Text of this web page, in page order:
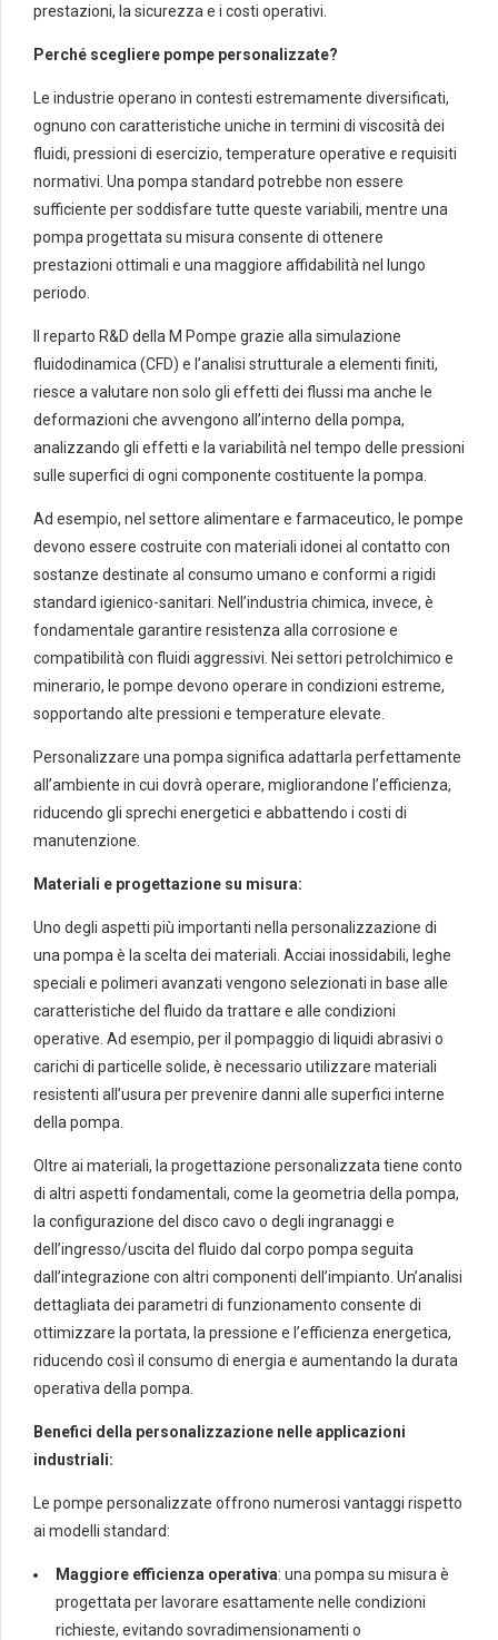
prestazioni, la sicurezza e i costi operativi.
Perché scegliere pompe personalizzate?
Le industrie operano in contesti estremamente diversificati,
ognuno con caratteristiche uniche in termini di viscosità dei
fluidi, pressioni di esercizio, temperature operative e requisiti
normativi. Una pompa standard potrebbe non essere
sufficiente per soddisfare tutte queste variabili, mentre una
pompa progettata su misura consente di ottenere
prestazioni ottimali e una maggiore affidabilità nel lungo
periodo.
Il reparto R&D della M Pompe grazie alla simulazione
fluidodinamica (CFD) e l’analisi strutturale a elementi finiti,
riesce a valutare non solo gli effetti dei flussi ma anche le
deformazioni che avvengono all’interno della pompa,
analizzando gli effetti e la variabilità nel tempo delle pressioni
sulle superfici di ogni componente costituente la pompa.
Ad esempio, nel settore alimentare e farmaceutico, le pompe
devono essere costruite con materiali idonei al contatto con
sostanze destinate al consumo umano e conformi a rigidi
standard igienico-sanitari. Nell’industria chimica, invece, è
fondamentale garantire resistenza alla corrosione e
compatibilità con fluidi aggressivi. Nei settori petrolchimico e
minerario, le pompe devono operare in condizioni estreme,
sopportando alte pressioni e temperature elevate.
Personalizzare una pompa significa adattarla perfettamente
all’ambiente in cui dovrà operare, migliorandone l’efficienza,
riducendo gli sprechi energetici e abbattendo i costi di
manutenzione.
Materiali e progettazione su misura:
Uno degli aspetti più importanti nella personalizzazione di
una pompa è la scelta dei materiali. Acciai inossidabili, leghe
speciali e polimeri avanzati vengono selezionati in base alle
caratteristiche del fluido da trattare e alle condizioni
operative. Ad esempio, per il pompaggio di liquidi abrasivi o
carichi di particelle solide, è necessario utilizzare materiali
resistenti all’usura per prevenire danni alle superfici interne
della pompa.
Oltre ai materiali, la progettazione personalizzata tiene conto
di altri aspetti fondamentali, come la geometria della pompa,
la configurazione del disco cavo o degli ingranaggi e
dell’ingresso/uscita del fluido dal corpo pompa seguita
dall’integrazione con altri componenti dell’impianto. Un’analisi
dettagliata dei parametri di funzionamento consente di
ottimizzare la portata, la pressione e l’efficienza energetica,
riducendo così il consumo di energia e aumentando la durata
operativa della pompa.
Benefici della personalizzazione nelle applicazioni
industriali:
Le pompe personalizzate offrono numerosi vantaggi rispetto
ai modelli standard:
Maggiore efficienza operativa: una pompa su misura è
progettata per lavorare esattamente nelle condizioni
richieste, evitando sovradimensionamenti o